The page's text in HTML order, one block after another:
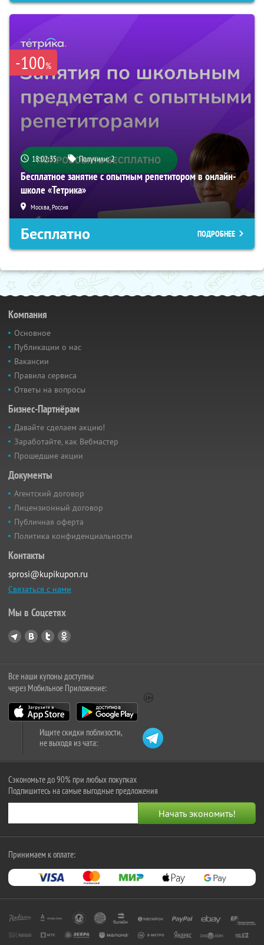
-100%
18:02:34 Получили:2
Бесплатное занятие с опытным репетитором в онлайн-
школе «Тетрика»
Москва, Россия
Бесплатно ПОДРОБНЕЕ
Компания
Основное
Публикации о нас
Вакансии
Правила сервиса
Ответы на вопросы
Бизнес-Партнёрам
Давайте сделаем акцию!
Заработайте, как Вебмастер
Прошедшие акции
Документы
Агентский договор
Лицензионный договор
Публичная оферта
Политика конфиденциальности
Контакты
sprosi@kupikupon.ru
Связаться с нами
Мы в Соцсетях
Все наши купоны доступны
через Мобильное Приложение:
Ищите скидки поблизости,
не выходя из чата:
Сэкономьте до 90% при любых покупках
Подпишитесь на самые выгодные предложения
Принимаем к оплате: